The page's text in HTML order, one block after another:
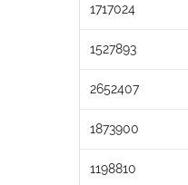
1717024
1527893
2652407
1873900
1198810